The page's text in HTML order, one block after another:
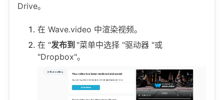
Drive。
在 Wave.video 中渲染视频。
在 "发布到 "菜单中选择 "驱动器 "或
"Dropbox"。